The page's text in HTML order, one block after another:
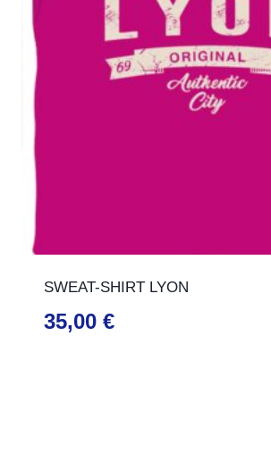
SWEAT-SHIRT LYON
35,00 €